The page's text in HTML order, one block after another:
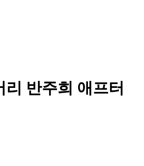
리 반주희 애프터